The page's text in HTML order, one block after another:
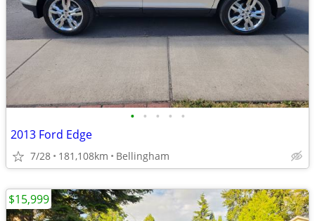
• • • • •
2013 Ford Edge
7/28 181,108km Bellingham
$15,999